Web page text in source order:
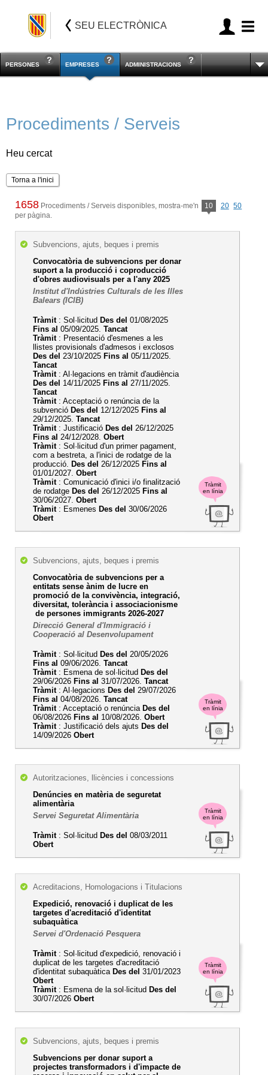
SEU ELECTRÒNICA
PERSONES EMPRESES ADMINISTRACIONS
Procediments / Serveis
Heu cercat
Torna a l'inici
1658 Procediments / Serveis disponibles, mostra-me'n 10 20 50
per pàgina.
Tràmit
en línia
Subvencions, ajuts, beques i premis
Convocatòria de subvencions per donar
suport a la producció i coproducció
d'obres audiovisuals per a l'any 2025
Institut d'Indústries Culturals de les Illes
Balears (ICIB)
Tràmit: Sol·licitud Des del 01/08/2025
Fins al 05/09/2025. Tancat
Tràmit: Presentació d'esmenes a les
llistes provisionals d'admesos i exclosos
Des del 23/10/2025 Fins al 05/11/2025.
Tancat
Tràmit: Al·legacions en tràmit d'audiència
Des del 14/11/2025 Fins al 27/11/2025.
Tancat
Tràmit: Acceptació o renúncia de la
subvenció Des del 12/12/2025 Fins al
29/12/2025. Tancat
Tràmit: Justificació Des del 26/12/2025
Fins al 24/12/2028. Obert
Tràmit: Sol·licitud d'un primer pagament,
com a bestreta, a l'inici de rodatge de la
producció. Des del 26/12/2025 Fins al
01/01/2027. Obert
Tràmit: Comunicació d'inici i/o finalització
de rodatge Des del 26/12/2025 Fins al
30/06/2027. Obert
Tràmit: Esmenes Des del 30/06/2026
Obert
Tràmit
en línia
Subvencions, ajuts, beques i premis
Convocatòria de subvencions per a
entitats sense ànim de lucre en
promoció de la convivència, integració,
diversitat, tolerància i associacionisme
de persones immigrants 2026-2027
Direcció General d'Immigració i
Cooperació al Desenvolupament
Tràmit: Sol·licitud Des del 20/05/2026
Fins al 09/06/2026. Tancat
Tràmit: Esmena de sol·licitud Des del
29/06/2026 Fins al 31/07/2026. Tancat
Tràmit: Al·legacions Des del 29/07/2026
Fins al 04/08/2026. Tancat
Tràmit: Acceptació o renúncia Des del
06/08/2026 Fins al 10/08/2026. Obert
Tràmit: Justificació dels ajuts Des del
14/09/2026 Obert
Tràmit
en línia
Autoritzaciones, llicències i concessions
Denúncies en matèria de seguretat
alimentària
Servei Seguretat Alimentària
Tràmit: Sol·licitud Des del 08/03/2011
Obert
Tràmit
en línia
Acreditacions, Homologacions i Titulacions
Expedició, renovació i duplicat de les
targetes d'acreditació d'identitat
subaquàtica
Servei d'Ordenació Pesquera
Tràmit: Sol·licitud d'expedició, renovació i
duplicat de les targetes d'acreditació
d'identitat subaquàtica Des del 31/01/2023
Obert
Tràmit: Esmena de la sol·licitud Des del
30/07/2026 Obert
Subvencions, ajuts, beques i premis
Subvencions per donar suport a
projectes transformadors i d'impacte de